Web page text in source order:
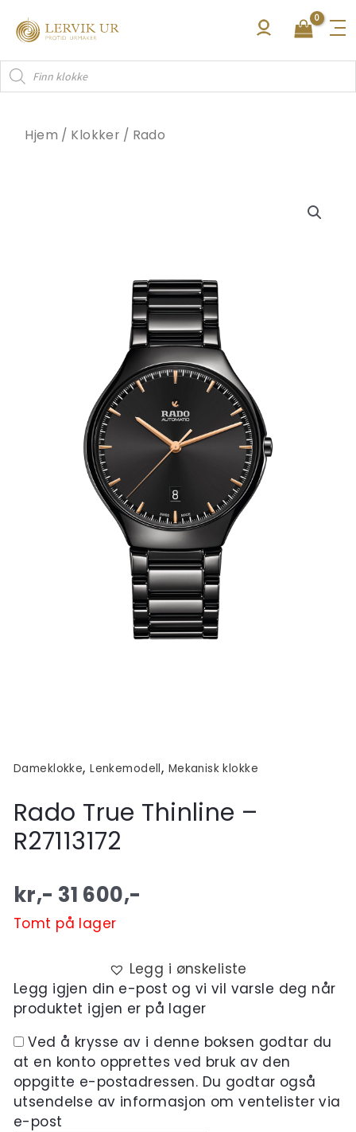
rett
innholdet
Products
search
Hjem / Klokker / Rado
Dameklokke,Lenkemodell, Mekanisk klokke
Rado True Thinline –
R27113172
kr,- 31 600,-
Tomt på lager
Legg i ønskeliste
Legg igjen din e-post og vi vil varsle deg når
produktet igjen er på lager
Ved å krysse av i denne boksen godtar du
at en konto opprettes ved bruk av den
oppgitte e-postadressen. Du godtar også
utsendelse av informasjon om ventelister via
e-post